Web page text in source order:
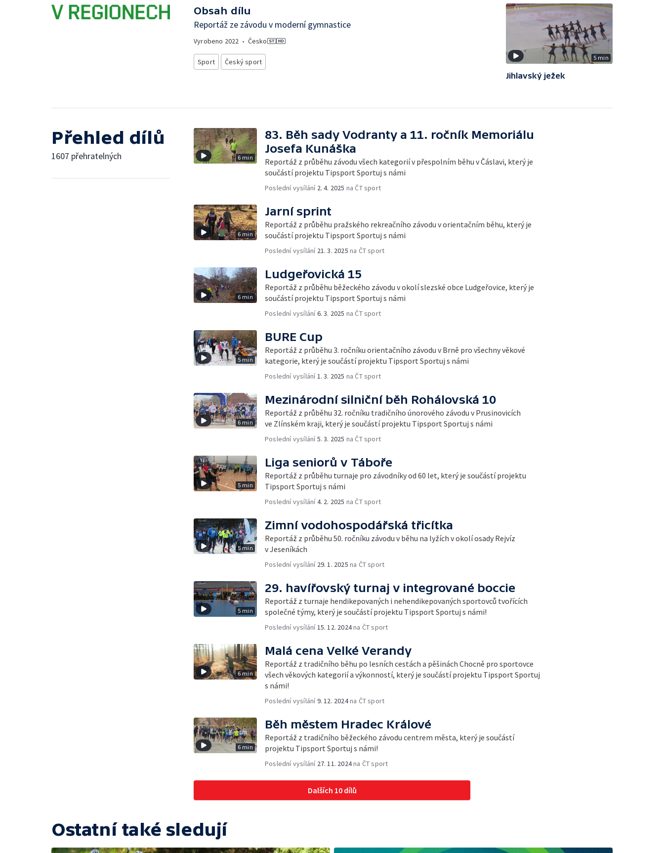
Obsah dílu
Reportáž ze závodu v moderní gymnastice
Vyrobeno 2022 • Česko
Sport Český sport 5 min
Jihlavský ježek
Přehled dílů
1607 přehratelných 6 min
83. Běh sady Vodranty a 11. ročník Memoriálu
Josefa Kunáška
Reportáž z průběhu závodu všech kategorií v přespolním běhu v Čáslavi, který je
součástí projektu Tipsport Sportuj s námi
Poslední vysílání 2. 4. 2025 na ČT sport
6 min
Jarní sprint
Reportáž z průběhu pražského rekreačního závodu v orientačním běhu, který je
součástí projektu Tipsport Sportuj s námi
Poslední vysílání 21. 3. 2025 na ČT sport
6 min
Ludgeřovická 15
Reportáž z průběhu běžeckého závodu v okolí slezské obce Ludgeřovice, který je
součástí projektu Tipsport Sportuj s námi
Poslední vysílání6. 3. 2025 na ČT sport
5 min
BURE Cup
Reportáž z průběhu 3. ročníku orientačního závodu v Brně pro všechny věkové
kategorie, který je součástí projektu Tipsport Sportuj s námi
Poslední vysílání 1. 3. 2025 na ČT sport
6 min
Mezinárodní silniční běh Rohálovská 10
Reportáž z průběhu 32. ročníku tradičního únorového závodu v Prusinovicích
ve Zlínském kraji, který je součástí projektu Tipsport Sportuj s námi
Poslední vysílání5. 3. 2025 na ČT sport
5 min
Liga seniorů v Táboře
Reportáž z průběhu turnaje pro závodníky od 60 let, který je součástí projektu
Tipsport Sportuj s námi
Poslední vysílání4. 2. 2025 na ČT sport
5 min
Zimní vodohospodářská třicítka
Reportáž z průběhu 50. ročníku závodu v běhu na lyžích v okolí osady Rejvíz
v Jeseníkách
Poslední vysílání 29. 1. 2025 na ČT sport
5 min
29. havířovský turnaj v integrované boccie
Reportáž z turnaje hendikepovaných i nehendikepovaných sportovců tvořících
společné týmy, který je součástí projektu Tipsport Sportuj s námi!
Poslední vysílání 15. 12. 2024na ČT sport
6 min
Malá cena Velké Verandy
Reportáž z tradičního běhu po lesních cestách a pěšinách Chocně pro sportovce
všech věkových kategorií a výkonností, který je součástí projektu Tipsport Sportuj
s námi!
Poslední vysílání9. 12. 2024na ČT sport
6 min
Běh městem Hradec Králové
Reportáž z tradičního běžeckého závodu centrem města, který je součástí
projektu Tipsport Sportuj s námi!
Poslední vysílání 27. 11. 2024na ČT sport
Dalších 10 dílů
Ostatní také sledují